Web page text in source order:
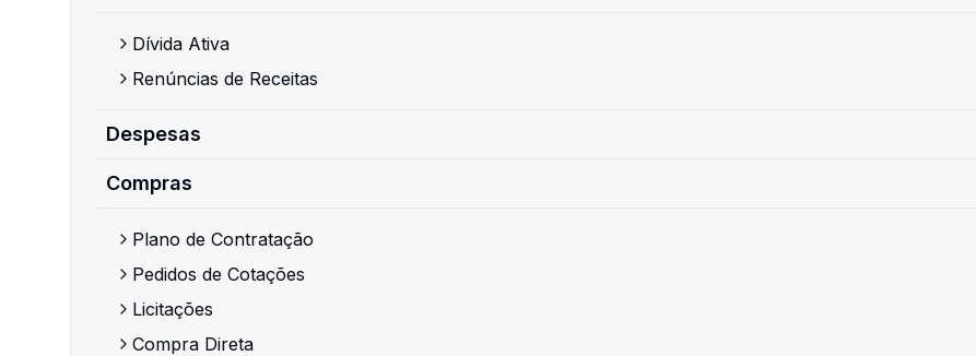
Dívida Ativa
Renúncias de Receitas
Despesas
Compras
Plano de Contratação
Pedidos de Cotações
Licitações
Compra Direta